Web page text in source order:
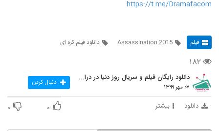
https://t.me/Dramafacom
فیلم Assassination 2015 دانلود فیلم کره ای
۱۸۲
دانلود رایگان فیلم و سریال روز دنیا در درامافا
۰۷ مهر ۱۳۹۹ دنبال کردن
دانلود بیشتر ۰ ۰